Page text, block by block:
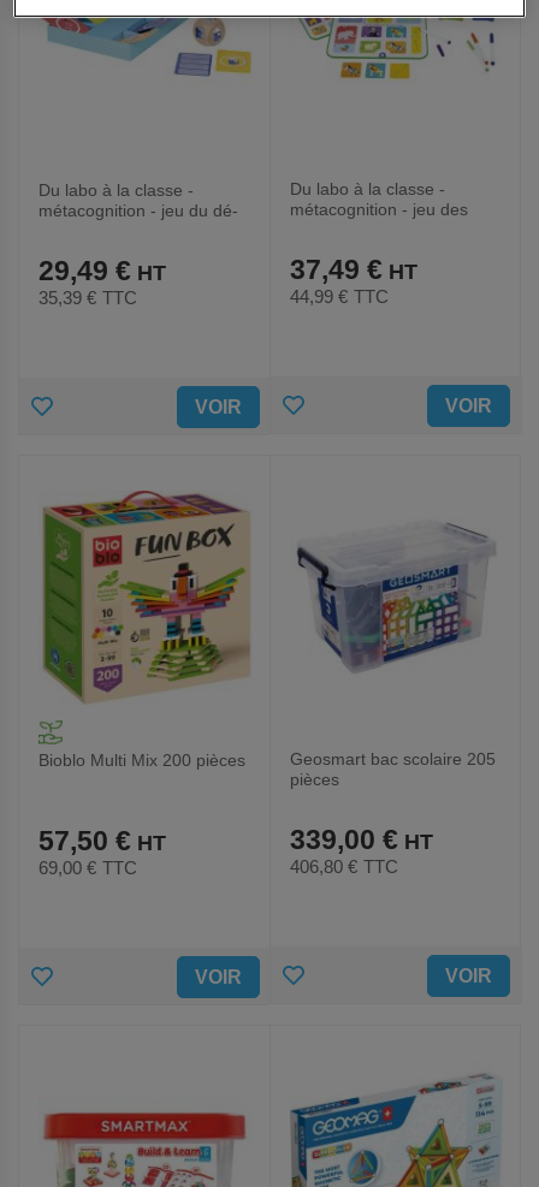
Du labo à la classe -
métacognition - jeu du dé-
29,49 €
35,39 € TTC
AJOUTER VOIR
Du labo à la classe -
métacognition - jeu des
37,49 €
44,99 € TTC
AJOUTER VOIR
Bioblo Multi Mix 200 pièces
57,50 €
69,00 € TTC
AJOUTER VOIR
Geosmart bac scolaire 205
pièces
339,00 €
406,80 € TTC
AJOUTER VOIR